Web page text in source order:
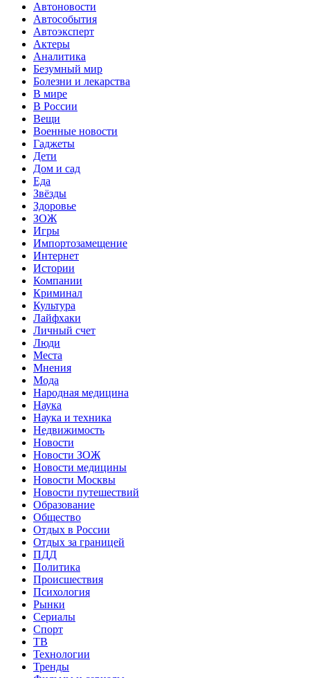
Автоновости
Автособытия
Автоэксперт
Актеры
Аналитика
Безумный мир
Болезни и лекарства
В мире
В России
Вещи
Военные новости
Гаджеты
Дети
Дом и сад
Еда
Звёзды
Здоровье
ЗОЖ
Игры
Импортозамещение
Интернет
Истории
Компании
Криминал
Культура
Лайфхаки
Личный счет
Люди
Места
Мнения
Мода
Народная медицина
Наука
Наука и техника
Недвижимость
Новости
Новости ЗОЖ
Новости медицины
Новости Москвы
Новости путешествий
Образование
Общество
Отдых в России
Отдых за границей
ПДД
Политика
Происшествия
Психология
Рынки
Сериалы
Спорт
ТВ
Технологии
Тренды